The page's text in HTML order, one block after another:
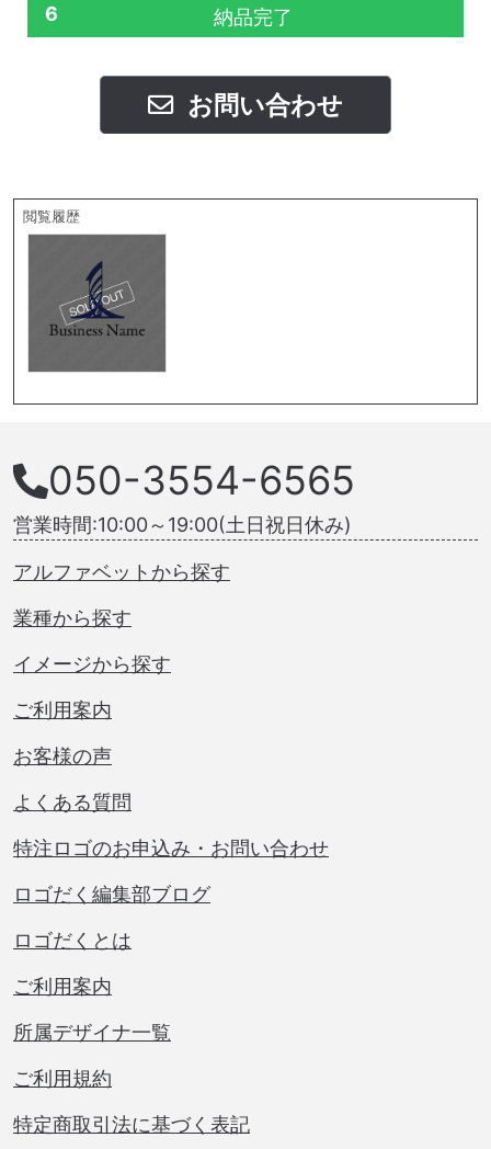
6 納品完了
お問い合わせ
閲覧履歴
050-3554-6565
営業時間:10:00～19:00(土日祝日休み)
アルファベットから探す
業種から探す
イメージから探す
ご利用案内
お客様の声
よくある質問
特注ロゴのお申込み・お問い合わせ
ロゴだく編集部ブログ
ロゴだくとは
ご利用案内
所属デザイナ一覧
ご利用規約
特定商取引法に基づく表記